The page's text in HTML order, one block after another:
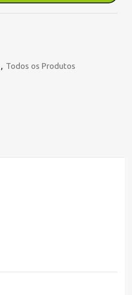
, Todos os Produtos